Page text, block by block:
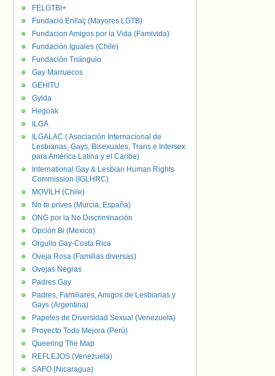
FELGTBI+
Fundació Enllaç (Mayores LGTB)
Fundacion Amigos por la Vida (Famivida)
Fundación Iguales (Chile)
Fundación Triángulo
Gay Marruecos
GEHITU
Gylda
Hegoak
ILGA
ILGALAC ( Asociación Internacional de
Lesbianas, Gays, Bisexuales, Trans e Intersex
para América Latina y el Caribe)
International Gay & Lesbian Human Rights
Commission (IGLHRC)
MOVILH (Chile)
No te prives (Murcia, España)
ONG por la No Discriminación
Opción Bi (Mexico)
Orgullo Gay-Costa Rica
Oveja Rosa (Familias diversas)
Ovejas Negras
Padres Gay
Padres, Familiares, Amigos de Lesbianas y
Gays (Argentina)
Papeles de Diversidad Sexual (Venezuela)
Proyecto Todo Mejora (Perú)
Queering The Map
REFLEJOS (Venezuela)
SAFO (Nicaragua)